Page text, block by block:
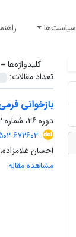
سیاست‌ها
کلیدواژه‌ها
تعداد مقالات:
بازخوانی
دوره 26، شماره 2، تابستان 1400، صفحه
احسان
مشاهده مقاله